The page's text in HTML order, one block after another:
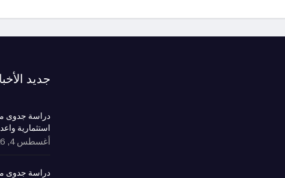
جديد
دراسة جدوى
استثمارية
أغسطس 4, 2026
دراسة جدوى